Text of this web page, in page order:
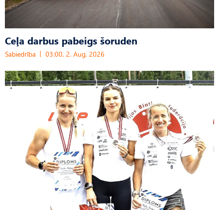
Ceļa darbus pabeigs šoruden
Sabiedrība 03:00, 2. Aug, 2026